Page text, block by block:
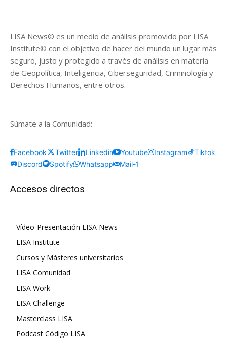
LISA News© es un medio de análisis promovido por LISA
Institute© con el objetivo de hacer del mundo un lugar más
seguro, justo y protegido a través de análisis en materia
de Geopolítica, Inteligencia, Ciberseguridad, Criminología y
Derechos Humanos, entre otros.
Súmate a la Comunidad:
Facebook Twitter Linkedin Youtube Instagram
Tiktok
Discord
Spotify Whatsapp Mail-1
Accesos directos
Vídeo-Presentación LISA News
LISA Institute
Cursos y Másteres universitarios
LISA Comunidad
LISA Work
LISA Challenge
Masterclass LISA
Podcast Código LISA